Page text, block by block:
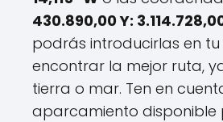
430.890,00 Y:
podrás introducirlas en tu
encontrar la mejor ruta,
tierra o mar. Ten en
aparcamiento disponible